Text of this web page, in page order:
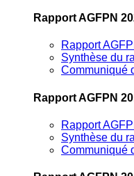
Rapport AGFPN
Rapport
Synthèse du
Communiqué
Rapport AGFPN
Rapport
Synthèse du
Communiqué